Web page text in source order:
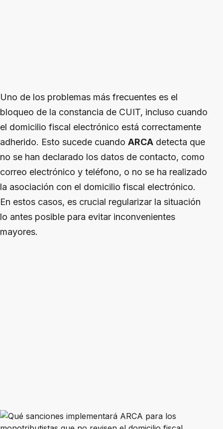
Uno de los problemas más frecuentes es el
bloqueo de la constancia de CUIT, incluso cuando
el domicilio fiscal electrónico está correctamente
adherido. Esto sucede cuando ARCA detecta que
no se han declarado los datos de contacto, como
correo electrónico y teléfono, o no se ha realizado
la asociación con el domicilio fiscal electrónico.
En estos casos, es crucial regularizar la situación
lo antes posible para evitar inconvenientes
mayores.